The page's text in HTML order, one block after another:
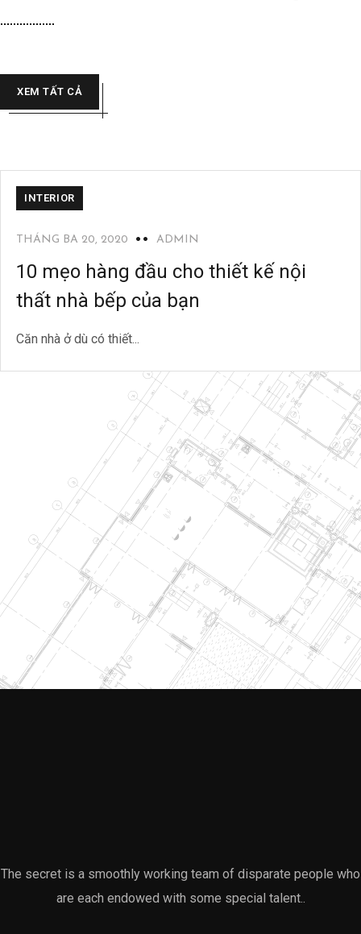
XEM TẤT CẢ
INTERIOR
THÁNG BA 20, 2020 ADMIN
10 mẹo hàng đầu cho thiết kế nội
thất nhà bếp của bạn
Căn nhà ở dù có thiết...
The secret is a smoothly working team of disparate people who
are each endowed with some special talent..